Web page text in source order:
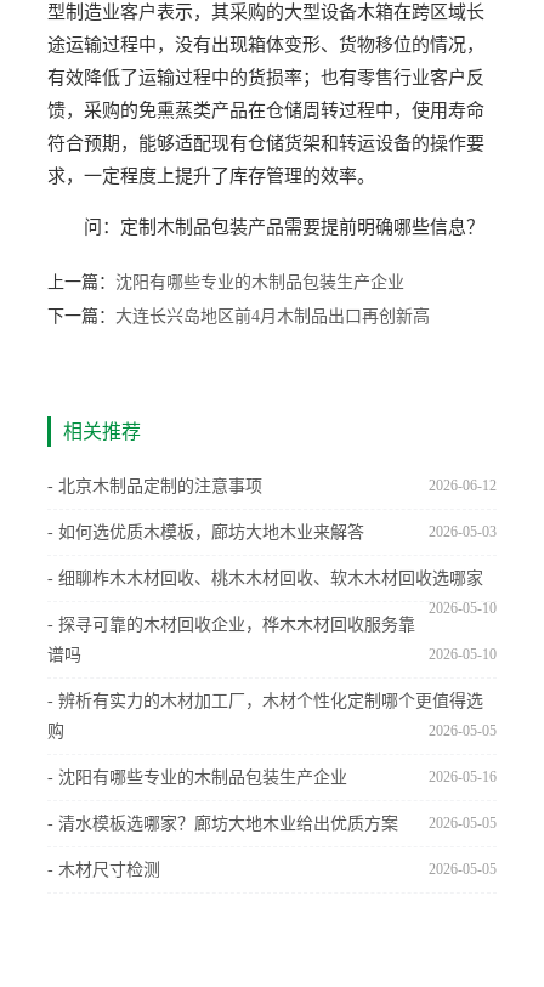
型制造业客户表示，其采购的大型设备木箱在跨区域长
途运输过程中，没有出现箱体变形、货物移位的情况，
有效降低了运输过程中的货损率；也有零售行业客户反
馈，采购的免熏蒸类产品在仓储周转过程中，使用寿命
符合预期，能够适配现有仓储货架和转运设备的操作要
求，一定程度上提升了库存管理的效率。
问：定制木制品包装产品需要提前明确哪些信息？
上一篇： 沈阳有哪些专业的木制品包装生产企业
下一篇： 大连长兴岛地区前4月木制品出口再创新高
相关推荐
- 北京木制品定制的注意事项 2026-06-12
- 如何选优质木模板，廊坊大地木业来解答 2026-05-03
- 细聊柞木木材回收、桃木木材回收、软木木材回收选哪家
2026-05-10
- 探寻可靠的木材回收企业，桦木木材回收服务靠
谱吗
2026-05-10
- 辨析有实力的木材加工厂，木材个性化定制哪个更值得选
购
2026-05-05
- 沈阳有哪些专业的木制品包装生产企业 2026-05-16
- 清水模板选哪家？廊坊大地木业给出优质方案 2026-05-05
- 木材尺寸检测 2026-05-05